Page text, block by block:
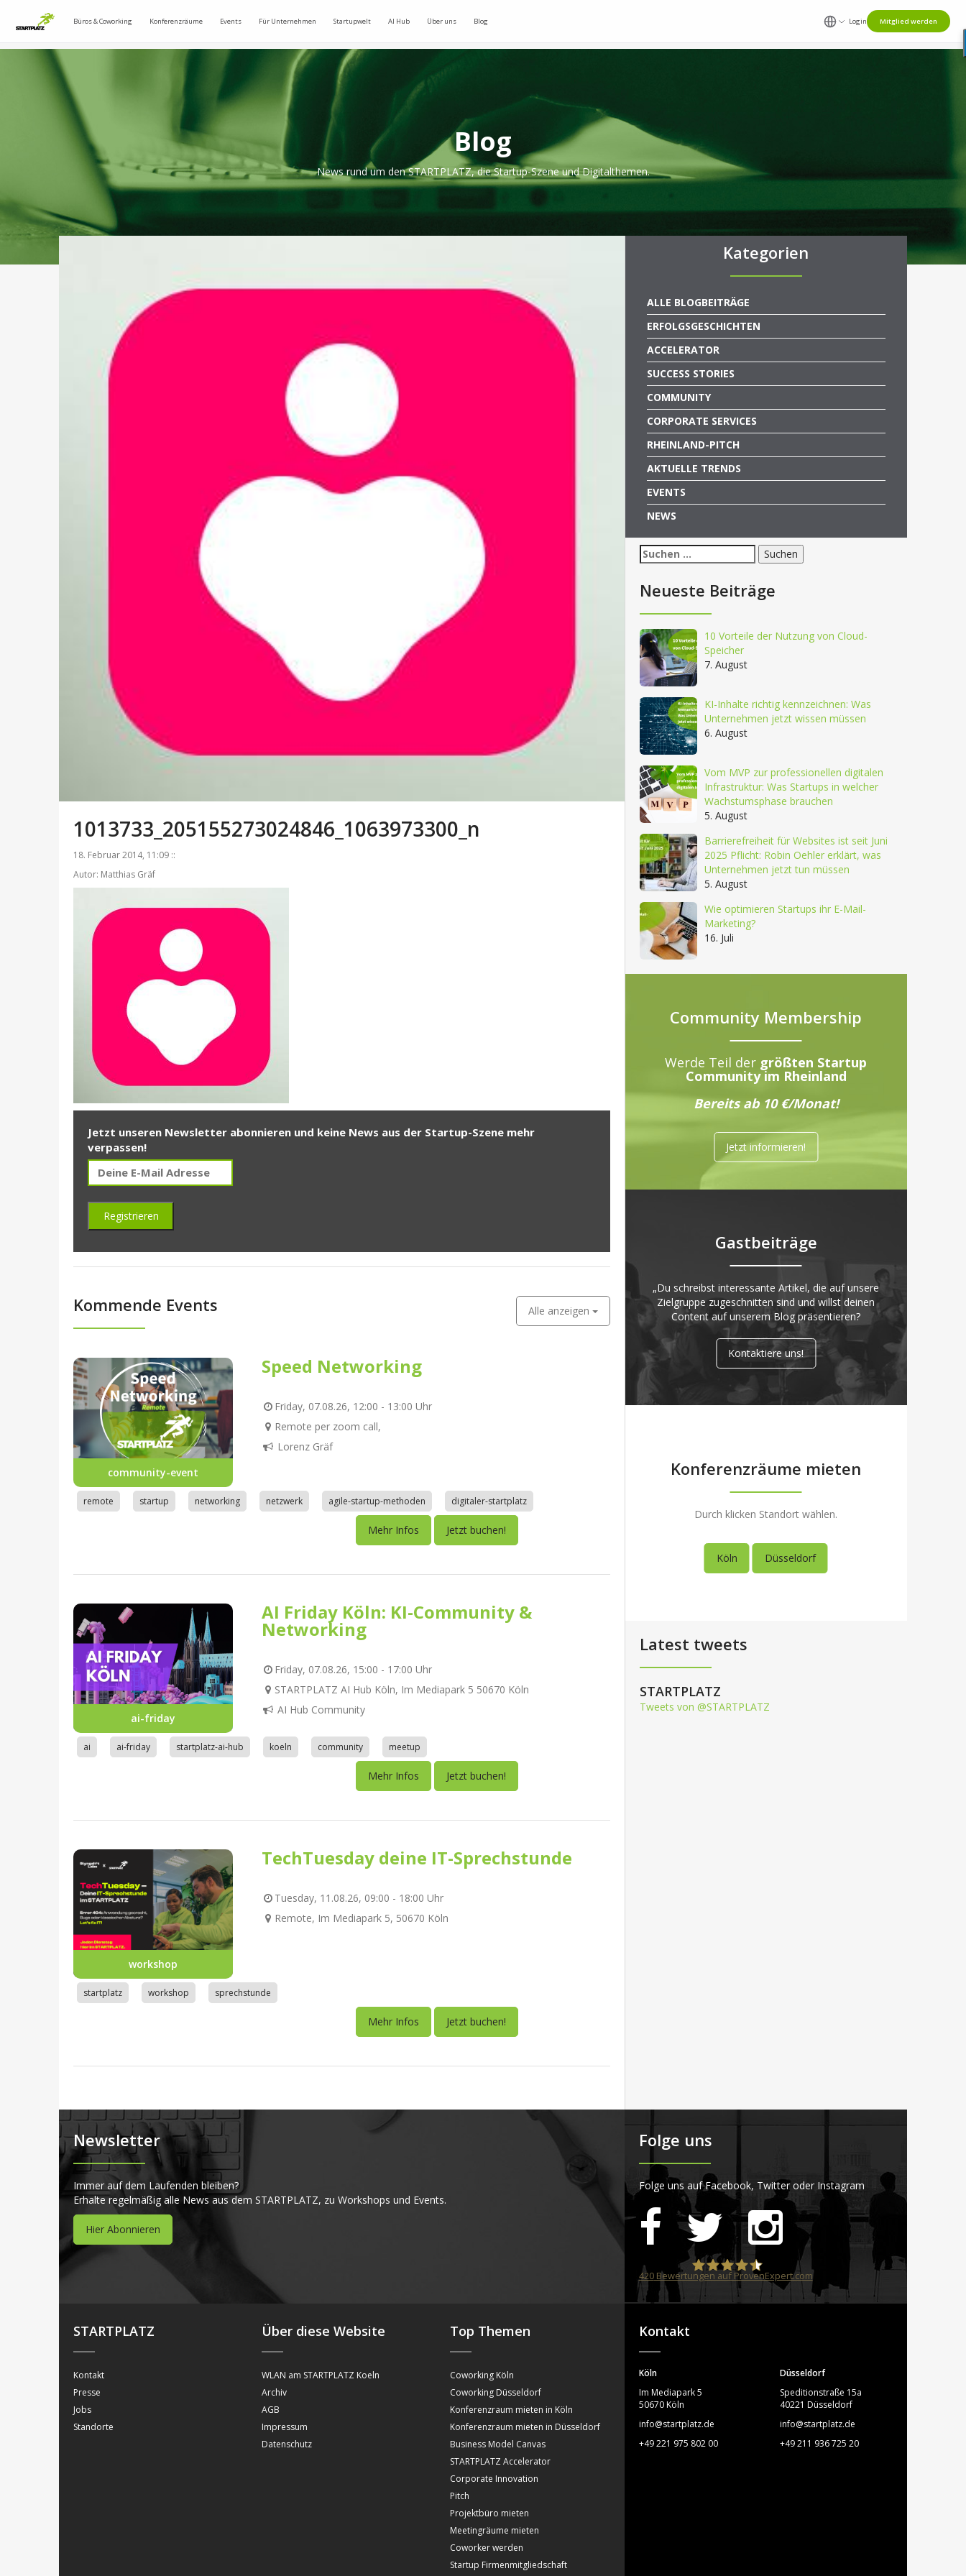
Büros & Coworking Konferenzräume Events Für Unternehmen Startupwelt AI Hub Über uns Blog Login Mitglied werden
Blog
News rund um den STARTPLATZ, die Startup-Szene und Digitalthemen.
1013733_205155273024846_1063973300_n
18. Februar 2014, 11:09 ::
Autor: Matthias Gräf
Jetzt unseren Newsletter abonnieren und keine News aus der Startup-Szene mehr
verpassen!
Kommende Events Alle anzeigen
community-event
Speed Networking
Friday, 07.08.26, 12:00 - 13:00 Uhr
Remote per zoom call,
Lorenz Gräf
remote startup networking netzwerk agile-startup-methoden digitaler-startplatz
Mehr Infos Jetzt buchen!
ai-friday
AI Friday Köln: KI-Community &
Networking
Friday, 07.08.26, 15:00 - 17:00 Uhr
STARTPLATZ AI Hub Köln, Im Mediapark 5 50670 Köln
AI Hub Community
ai ai-friday startplatz-ai-hub koeln community meetup
Mehr Infos Jetzt buchen!
workshop
TechTuesday deine IT-Sprechstunde
Tuesday, 11.08.26, 09:00 - 18:00 Uhr
Remote, Im Mediapark 5, 50670 Köln
startplatz workshop sprechstunde
Mehr Infos Jetzt buchen!
Kategorien
ALLE BLOGBEITRÄGE
ERFOLGSGESCHICHTEN
ACCELERATOR
SUCCESS STORIES
COMMUNITY
CORPORATE SERVICES
RHEINLAND-PITCH
AKTUELLE TRENDS
EVENTS
NEWS
Suchen
nach:
Neueste Beiträge
10 Vorteile der Nutzung von Cloud-
Speicher
7. August
KI-Inhalte richtig kennzeichnen: Was
Unternehmen jetzt wissen müssen
6. August
Vom MVP zur professionellen digitalen
Infrastruktur: Was Startups in welcher
Wachstumsphase brauchen
5. August
Barrierefreiheit für Websites ist seit Juni
2025 Pflicht: Robin Oehler erklärt, was
Unternehmen jetzt tun müssen
5. August
Wie optimieren Startups ihr E-Mail-
Marketing?
16. Juli
Community Membership
Werde Teil der größten Startup
Community im Rheinland
Bereits ab 10 €/Monat!
Jetzt informieren!
Gastbeiträge
„Du schreibst interessante Artikel, die auf unsere
Zielgruppe zugeschnitten sind und willst deinen
Content auf unserem Blog präsentieren?
Kontaktiere uns!
Konferenzräume mieten
Durch klicken Standort wählen.
Köln Düsseldorf
Latest tweets
STARTPLATZ
Tweets von @STARTPLATZ
Newsletter
Immer auf dem Laufenden bleiben?
Erhalte regelmäßig alle News aus dem STARTPLATZ, zu Workshops und Events.
Hier Abonnieren
Folge uns
Folge uns auf Facebook, Twitter oder Instagram
STARTPLATZ
420Bewertungen auf ProvenExpert.com
STARTPLATZ
Kontakt
Presse
Jobs
Standorte
Über diese Website
WLAN am STARTPLATZ Koeln
Archiv
AGB
Impressum
Datenschutz
Top Themen
Coworking Köln
Coworking Düsseldorf
Konferenzraum mieten in Köln
Konferenzraum mieten in Düsseldorf
Business Model Canvas
STARTPLATZ Accelerator
Corporate Innovation
Pitch
Projektbüro mieten
Meetingräume mieten
Coworker werden
Startup Firmenmitgliedschaft
Kontakt
Köln
Im Mediapark 5
50670 Köln
info@startplatz.de
+49 221 975 802 00
Düsseldorf
Speditionstraße 15a
40221 Düsseldorf
info@startplatz.de
+49 211 936 725 20